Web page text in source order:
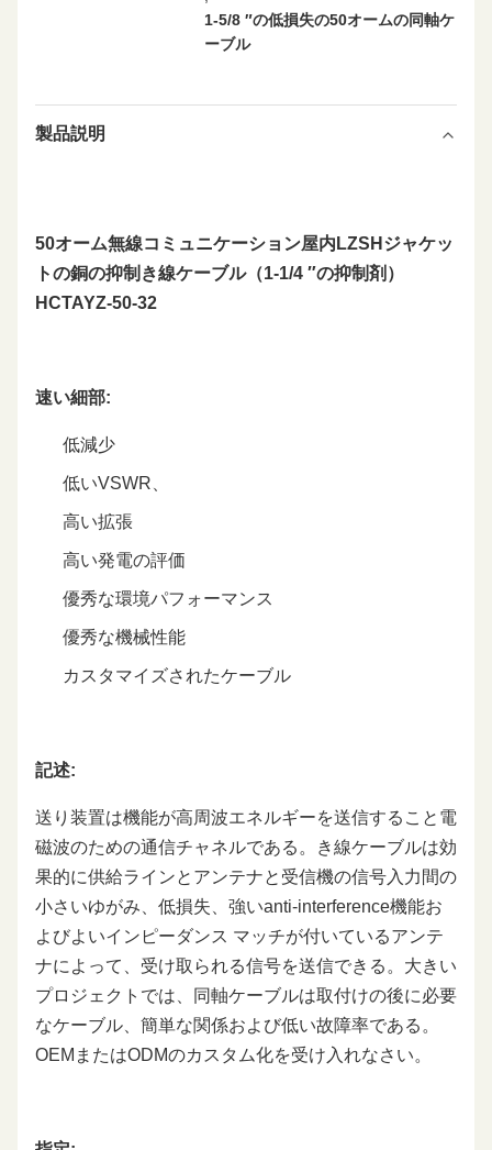
1-5/8 ″の低損失の50オームの同軸ケ
ーブル
製品説明
50オーム無線コミュニケーション屋内LZSHジャケッ
トの銅の抑制き線ケーブル（1-1/4 ″の抑制剤）
HCTAYZ-50-32
速い細部:
低減少
低いVSWR、
高い拡張
高い発電の評価
優秀な環境パフォーマンス
優秀な機械性能
カスタマイズされたケーブル
記述:
送り装置は機能が高周波エネルギーを送信すること電
磁波のための通信チャネルである。き線ケーブルは効
果的に供給ラインとアンテナと受信機の信号入力間の
小さいゆがみ、低損失、強いanti-interference機能お
よびよいインピーダンス マッチが付いているアンテ
ナによって、受け取られる信号を送信できる。大きい
プロジェクトでは、同軸ケーブルは取付けの後に必要
なケーブル、簡単な関係および低い故障率である。
OEMまたはODMのカスタム化を受け入れなさい。